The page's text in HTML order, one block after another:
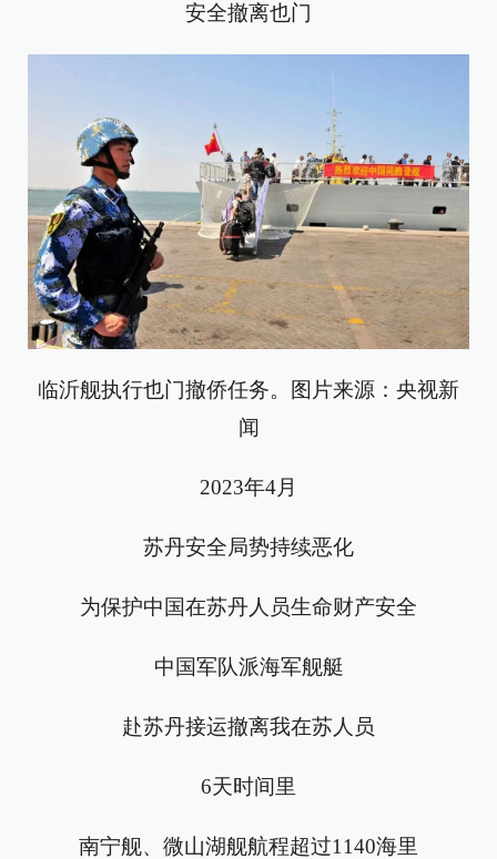
安全撤离也门
临沂舰执行也门撤侨任务。图片来源：央视新
闻
2023年4月
苏丹安全局势持续恶化
为保护中国在苏丹人员生命财产安全
中国军队派海军舰艇
赴苏丹接运撤离我在苏人员
6天时间里
南宁舰、微山湖舰航程超过1140海里